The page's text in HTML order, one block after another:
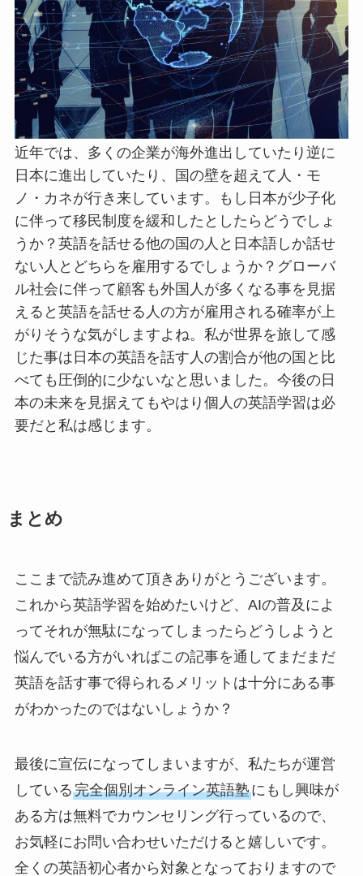
近年では、多くの企業が海外進出していたり逆に
日本に進出していたり、国の壁を超えて人・モ
ノ・カネが行き来しています。もし日本が少子化
に伴って移民制度を緩和したとしたらどうでしょ
うか？英語を話せる他の国の人と日本語しか話せ
ない人とどちらを雇用するでしょうか？グローバ
ル社会に伴って顧客も外国人が多くなる事を見据
えると英語を話せる人の方が雇用される確率が上
がりそうな気がしますよね。私が世界を旅して感
じた事は日本の英語を話す人の割合が他の国と比
べても圧倒的に少ないなと思いました。今後の日
本の未来を見据えてもやはり個人の英語学習は必
要だと私は感じます。
まとめ
ここまで読み進めて頂きありがとうございます。
これから英語学習を始めたいけど、AIの普及によ
ってそれが無駄になってしまったらどうしようと
悩んでいる方がいればこの記事を通してまだまだ
英語を話す事で得られるメリットは十分にある事
がわかったのではないしょうか？
最後に宣伝になってしまいますが、私たちが運営
している完全個別オンライン英語塾にもし興味が
ある方は無料でカウンセリング行っているので、
お気軽にお問い合わせいただけると嬉しいです。
全くの英語初心者から対象となっておりますので